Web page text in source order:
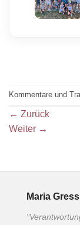
Kommentare und
← Zurück
Weiter →
Maria